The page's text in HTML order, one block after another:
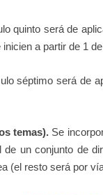
será de
a partir de 1
será de
Se
de un conjunto de
(el resto será por